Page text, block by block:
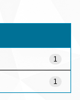
1
1